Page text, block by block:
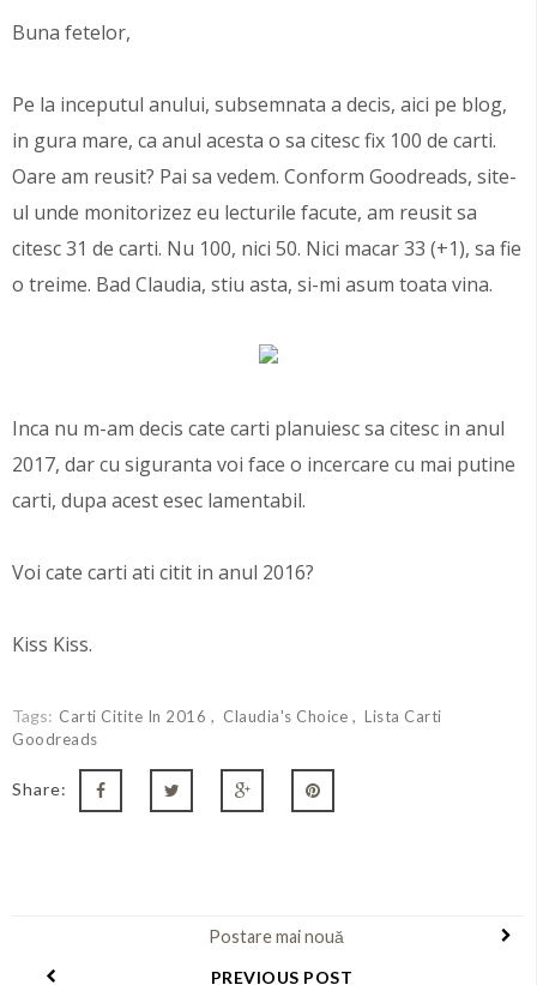
Buna fetelor,
Pe la inceputul anului, subsemnata a decis, aici pe blog,
in gura mare, ca anul acesta o sa citesc fix 100 de carti.
Oare am reusit? Pai sa vedem. Conform Goodreads, site-
ul unde monitorizez eu lecturile facute, am reusit sa
citesc 31 de carti. Nu 100, nici 50. Nici macar 33 (+1), sa fie
o treime. Bad Claudia, stiu asta, si-mi asum toata vina.
Inca nu m-am decis cate carti planuiesc sa citesc in anul
2017, dar cu siguranta voi face o incercare cu mai putine
carti, dupa acest esec lamentabil.
Voi cate carti ati citit in anul 2016?
Kiss Kiss.
Tags: Carti Citite In 2016 Claudia's Choice
Lista Carti
Goodreads
Share:
Postare mai nouă
PREVIOUS POST